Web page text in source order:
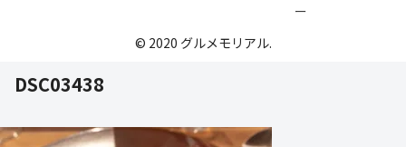
ー
© 2020 グルメモリアル.
DSC03438